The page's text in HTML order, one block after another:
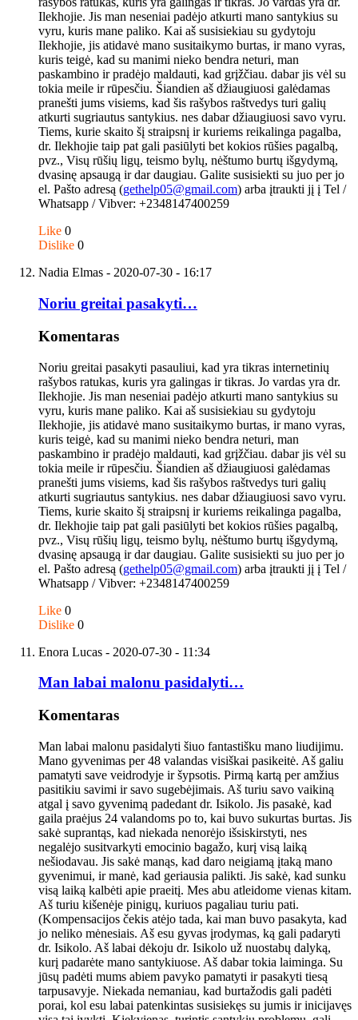
Ilekhojie. Jis man neseniai padėjo atkurti mano santykius su
vyru, kuris mane paliko. Kai aš susisiekiau su gydytoju
Ilekhojie, jis atidavė mano susitaikymo burtas, ir mano vyras,
kuris teigė, kad su manimi nieko bendra neturi, man
paskambino ir pradėjo maldauti, kad grįžčiau. dabar jis vėl su
tokia meile ir rūpesčiu. Šiandien aš džiaugiuosi galėdamas
pranešti jums visiems, kad šis rašybos raštvedys turi galių
atkurti sugriautus santykius. nes dabar džiaugiuosi savo vyru.
Tiems, kurie skaito šį straipsnį ir kuriems reikalinga pagalba,
dr. Ilekhojie taip pat gali pasiūlyti bet kokios rūšies pagalbą,
pvz., Visų rūšių ligų, teismo bylų, nėštumo burtų išgydymą,
dvasinę apsaugą ir dar daugiau. Galite susisiekti su juo per jo
el. Pašto adresą (gethelp05@gmail.com) arba įtraukti jį į Tel /
Whatsapp / Vibver: +2348147400259
Like 0
Dislike 0
Nadia Elmas - 2020-07-30 - 16:17
Noriu greitai pasakyti…
Komentaras
Noriu greitai pasakyti pasauliui, kad yra tikras internetinių
rašybos ratukas, kuris yra galingas ir tikras. Jo vardas yra dr.
Ilekhojie. Jis man neseniai padėjo atkurti mano santykius su
vyru, kuris mane paliko. Kai aš susisiekiau su gydytoju
Ilekhojie, jis atidavė mano susitaikymo burtas, ir mano vyras,
kuris teigė, kad su manimi nieko bendra neturi, man
paskambino ir pradėjo maldauti, kad grįžčiau. dabar jis vėl su
tokia meile ir rūpesčiu. Šiandien aš džiaugiuosi galėdamas
pranešti jums visiems, kad šis rašybos raštvedys turi galių
atkurti sugriautus santykius. nes dabar džiaugiuosi savo vyru.
Tiems, kurie skaito šį straipsnį ir kuriems reikalinga pagalba,
dr. Ilekhojie taip pat gali pasiūlyti bet kokios rūšies pagalbą,
pvz., Visų rūšių ligų, teismo bylų, nėštumo burtų išgydymą,
dvasinę apsaugą ir dar daugiau. Galite susisiekti su juo per jo
el. Pašto adresą (gethelp05@gmail.com) arba įtraukti jį į Tel /
Whatsapp / Vibver: +2348147400259
Like 0
Dislike 0
Enora Lucas - 2020-07-30 - 11:34
Man labai malonu pasidalyti…
Komentaras
Man labai malonu pasidalyti šiuo fantastišku mano liudijimu.
Mano gyvenimas per 48 valandas visiškai pasikeitė. Aš galiu
pamatyti save veidrodyje ir šypsotis. Pirmą kartą per amžius
pasitikiu savimi ir savo sugebėjimais. Aš turiu savo vaikiną
atgal į savo gyvenimą padedant dr. Isikolo. Jis pasakė, kad
gaila praėjus 24 valandoms po to, kai buvo sukurtas burtas. Jis
sakė suprantąs, kad niekada nenorėjo išsiskirstyti, nes
negalėjo susitvarkyti emocinio bagažo, kurį visą laiką
nešiodavau. Jis sakė manąs, kad daro neigiamą įtaką mano
gyvenimui, ir manė, kad geriausia palikti. Jis sakė, kad sunku
visą laiką kalbėti apie praeitį. Mes abu atleidome vienas kitam.
Aš turiu kišenėje pinigų, kuriuos pagaliau turiu pati.
(Kompensacijos čekis atėjo tada, kai man buvo pasakyta, kad
jo neliko mėnesiais. Aš esu gyvas įrodymas, ką gali padaryti
dr. Isikolo. Aš labai dėkoju dr. Isikolo už nuostabų dalyką,
kurį padarėte mano santykiuose. Aš dabar tokia laiminga. Su
jūsų padėti mums abiem pavyko pamatyti ir pasakyti tiesą
tarpusavyje. Niekada nemaniau, kad burtažodis gali padėti
porai, kol esu labai patenkintas susisiekęs su jumis ir inicijavęs